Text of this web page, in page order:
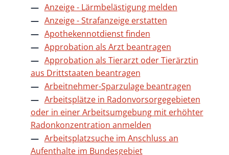
Anzeige - Lärmbelästigung melden
Anzeige - Strafanzeige erstatten
Apothekennotdienst finden
Approbation als Arzt beantragen
Approbation als Tierarzt oder Tierärztin
aus Drittstaaten beantragen
Arbeitnehmer-Sparzulage beantragen
Arbeitsplätze in Radonvorsorgegebieten
oder in einer Arbeitsumgebung mit erhöhter
Radonkonzentration anmelden
Arbeitsplatzsuche im Anschluss an
Aufenthalte im Bundesgebiet